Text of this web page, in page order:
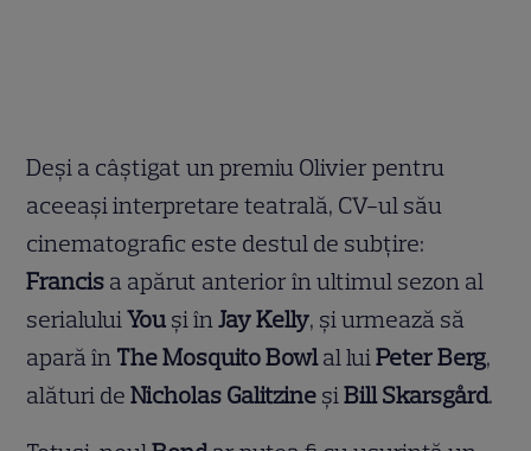
Deși a câștigat un premiu Olivier pentru
aceeași interpretare teatrală, CV-ul său
cinematografic este destul de subțire:
Francis a apărut anterior în ultimul sezon al
serialuluiYou și înJay Kelly, și urmează să
apară în The Mosquito Bowlal luiPeter Berg,
alături deNicholas Galitzine șiBill Skarsgård.